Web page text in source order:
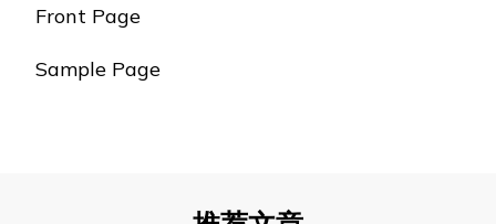
Front Page
Sample Page